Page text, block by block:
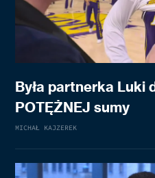
Była partnerka Luki
POTĘŻNEJ sumy
MICHAŁ KAJZEREK